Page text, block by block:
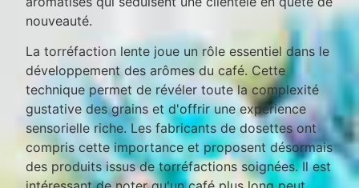
nouveauté.
La torréfaction lente joue un rôle essentiel dans le
développement des arômes du café. Cette
technique permet de révéler toute la complexité
gustative des grains et d'offrir une expérience
sensorielle riche. Les fabricants de dosettes ont
compris cette importance et proposent désormais
des produits issus de torréfactions soignées. Il est